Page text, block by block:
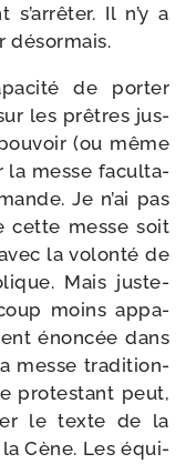
Il n’y a
désormais.
de por­ter
les prêtres jus­
(ou même
la messe facul­ta­
Je n’ai pas
cette messe soit
la volon­té de
Mais jus­te­
moins appa­
énon­cée dans
messe tra­di­tion­
pro­tes­tant peut,
le texte de la
Cène. Les équi­